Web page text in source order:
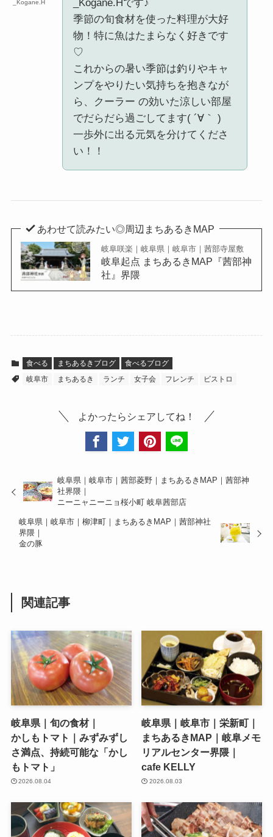
_Kogane.H
_Kogane.Hです♪
季節の旬食材を使った料理が大好
物！特に魚はたまらなく好きです
♡
これからの暑い季節は釣りやキャ
ンプをやりたい気持ちを抱きなが
ら、クーラー の効いた涼しい部屋
でだらだら過ごしてます( ´∀｀ )
一歩外に出る元気を分けてくださ
い！！
あわせて読みたい◎周辺まちあるきMAP
岐阜咲楽｜岐阜県｜岐阜市｜茜部寺屋敷
岐阜起点 まちあるきMAP『茜部神
社』界隈
食べる まちあるきブログ
食べるブログ
岐阜市
まちあるき ランチ 女子会 フレンチ ビストロ
よかったらシェアしてね！
岐阜県｜岐阜市｜茜部菱野｜まちあるきMAP｜茜部神
社界隈｜
ニーニャニーニョ桜小町 岐阜茜部店
岐阜県｜岐阜市｜柳津町｜まちあるきMAP｜茜部神社
界隈｜
金の豚
関連記事
岐阜県｜旬の食材｜
かしもトマト｜みずみずし
さ満点、持続可能な「かし
もトマト」
2026.08.04
岐阜県｜岐阜市｜栄新町｜
まちあるきMAP｜岐阜メモ
リアルセンター界隈｜
cafe KELLY
2026.08.03